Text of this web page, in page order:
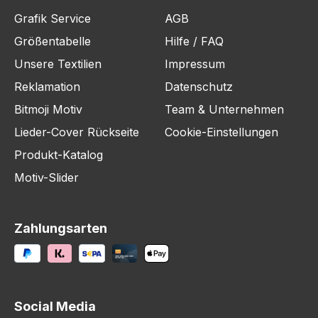
Grafik Service
Größentabelle
Unsere Textilien
Reklamation
Bitmoji Motiv
Lieder-Cover Rückseite
Produkt-Katalog
Motiv-Slider
AGB
Hilfe / FAQ
Impressum
Datenschutz
Team & Unternehmen
Cookie-Einstellungen
Zahlungsarten
Social Media